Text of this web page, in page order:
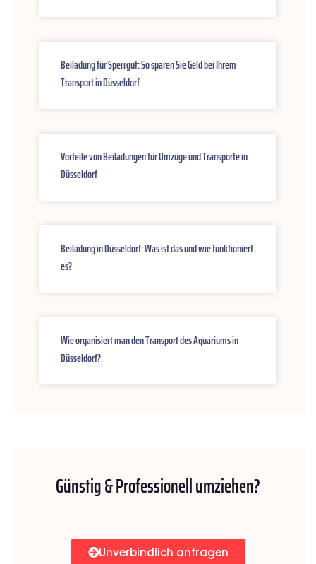
Beiladung für Sperrgut: So sparen Sie Geld bei Ihrem
Transport in Düsseldorf
Vorteile von Beiladungen für Umzüge und Transporte in
Düsseldorf
Beiladung in Düsseldorf: Was ist das und wie funktioniert
es?
Wie organisiert man den Transport des Aquariums in
Düsseldorf?
Günstig & Professionell umziehen?
Unverbindlich anfragen